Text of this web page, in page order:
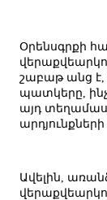
Օրենսգրքի
շաբաթ անց է,
պատկերը,
այդ
արդյունքների
Ավելին,